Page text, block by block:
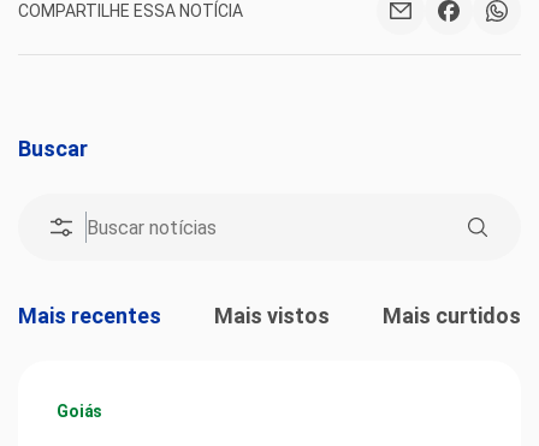
COMPARTILHE ESSA NOTÍCIA
Buscar
Mais recentes Mais vistos Mais curtidos
Goiás